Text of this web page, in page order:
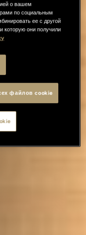
о вашем
по социальным
ее с другой
которую они получили
файлов cookie